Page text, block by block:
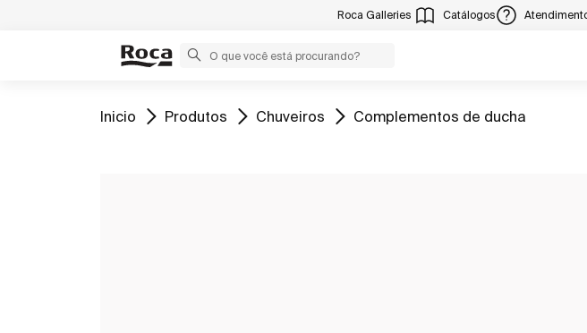
Roca Galleries Catálogos
Ir para
Inicio Ir para
Produtos Ir para
Chuveiros Ir para
Complementos de ducha